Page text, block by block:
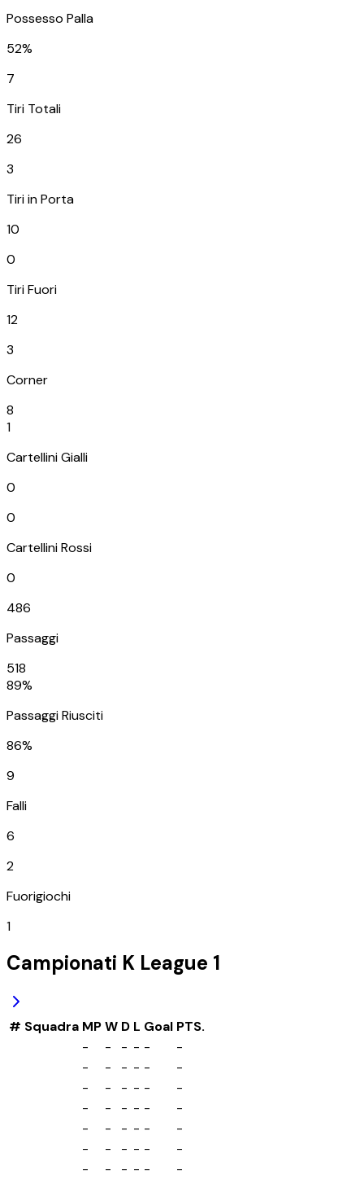
Possesso Palla
52%
7
Tiri Totali
26
3
Tiri in Porta
10
0
Tiri Fuori
12
3
Corner
8
1
Cartellini Gialli
0
0
Cartellini Rossi
0
486
Passaggi
518
89%
Passaggi Riusciti
86%
9
Falli
6
2
Fuorigiochi
1
Campionati K League 1
# Squadra MPW D L Goal PTS.
-
- - - -
-
-
- - - -
-
-
- - - -
-
-
- - - -
-
-
- - - -
-
-
- - - -
-
-
- - - -
-